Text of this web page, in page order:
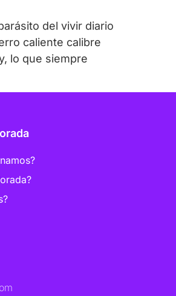
del vivir diario
caliente calibre
lo que siempre